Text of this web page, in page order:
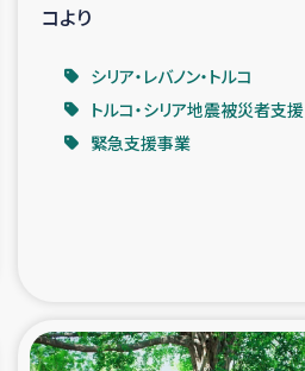
るマングローブ植林活動
神原ゼミxパルシック
コより
シリア・レバノン・トルコ
トルコ・シリア地震被災者支援
緊急支援事業